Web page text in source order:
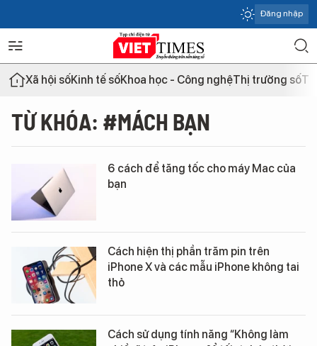
Đăng nhập
Xã hội sốKinh tế sốKhoa học - Công nghệThị trường số
TỪ KHÓA: #MÁCH BẠN
6 cách để tăng tốc cho máy Mac của
bạn
Cách hiện thị phần trăm pin trên
iPhone X và các mẫu iPhone không tai
thỏ
Cách sử dụng tính năng “Không làm